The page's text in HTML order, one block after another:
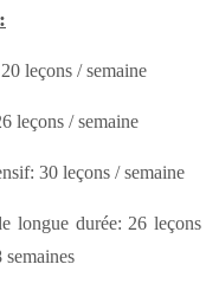
leçons / semaine
leçons / semaine
30 leçons / semaine
longue durée: 26